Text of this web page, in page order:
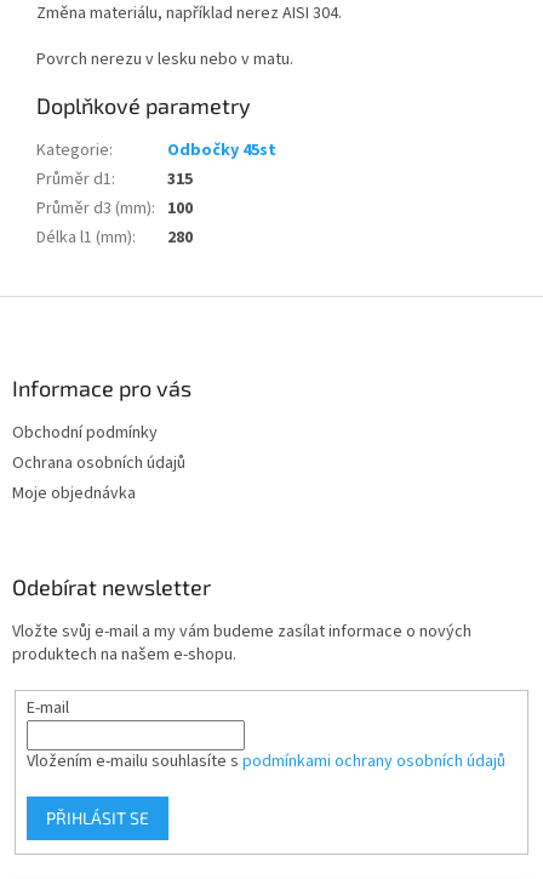
Změna materiálu, například nerez AISI 304.
Povrch nerezu v lesku nebo v matu.
Doplňkové parametry
Kategorie:
Odbočky 45st
Průměr d1:
315
Průměr d3 (mm): 100
Délka l1 (mm): 280
Informace pro vás
Obchodní podmínky
Ochrana osobních údajů
Moje objednávka
Odebírat newsletter
Vložte svůj e-mail a my vám budeme zasílat informace o nových
produktech na našem e-shopu.
E-mail
Vložením e-mailu souhlasíte s podmínkami ochrany osobních údajů
PŘIHLÁSIT SE